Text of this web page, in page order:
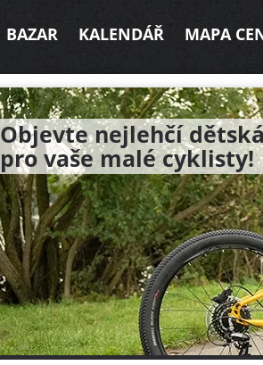
BAZAR KALENDÁŘ MAPA
Objevte nejlehčí
pro vaše malé cyklisty!